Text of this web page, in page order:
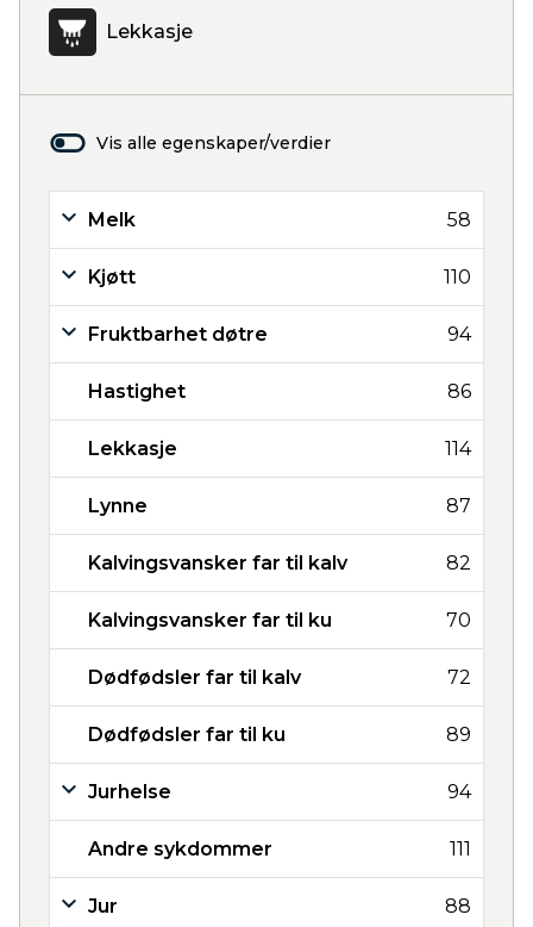
Lekkasje
Vis alle egenskaper/verdier
Melk 58
Kjøtt 110
Fruktbarhet døtre 94
Hastighet 86
Lekkasje 114
Lynne 87
Kalvingsvansker far til kalv 82
Kalvingsvansker far til ku 70
Dødfødsler far til kalv 72
Dødfødsler far til ku 89
Jurhelse 94
Andre sykdommer 111
Jur 88